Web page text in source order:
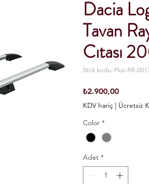
Dacia
Tavan
Cıtası
Stok kodu: Plus-RR-
₺2.900,00Fiyat
KDV hariç | Ücretsiz
Color *
Adet *